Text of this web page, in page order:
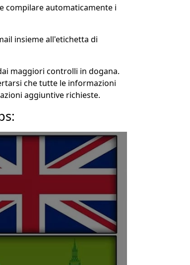
compilare automaticamente i
insieme all'etichetta di
maggiori controlli in dogana.
che tutte le informazioni
aggiuntive richieste.